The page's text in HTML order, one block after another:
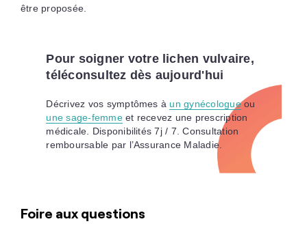
être proposée.
Pour soigner votre lichen vulvaire,
téléconsultez dès aujourd'hui
Décrivez vos symptômes à un gynécologueou
une sage-femmeet recevez une prescription
médicale. Disponibilités 7j / 7. Consultation
remboursable par l’Assurance Maladie.
Foire aux questions